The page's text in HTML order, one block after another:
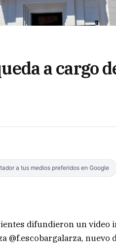
a cargo
a tus medios preferidos en Google
difundieron un video
@f.escobargalarza,